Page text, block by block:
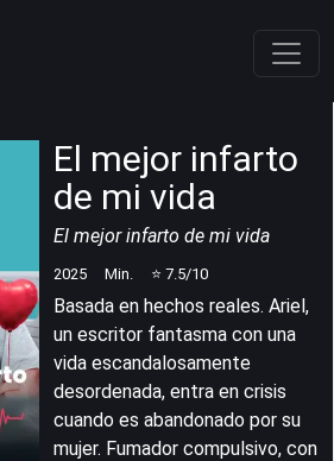
El mejor infarto
de mi vida
El mejor infarto de mi vida
2025 Min. ⭐ 7.5/10
Basada en hechos reales. Ariel,
un escritor fantasma con una
vida escandalosamente
desordenada, entra en crisis
cuando es abandonado por su
mujer. Fumador compulsivo, con